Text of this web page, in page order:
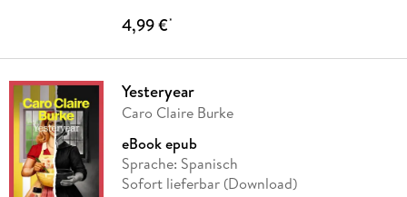
4,99 €*
Yesteryear
Caro Claire Burke
eBook epub
Sprache: Spanisch
Sofort lieferbar (Download)